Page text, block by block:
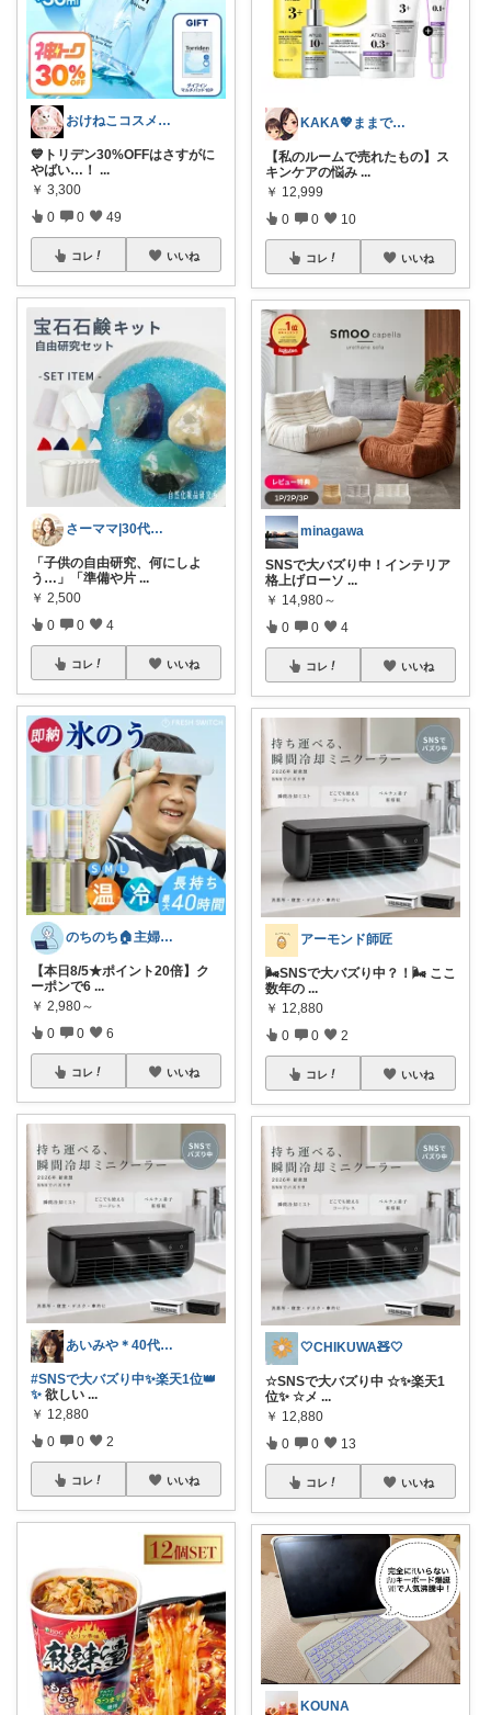
おけねこコスメ💄コスメ愛即買推奨！
💙トリデン30%OFFはさすがに
やばい…！ ...
￥ 3,300
0 0 49
コレ いいね
さーママ|30代小2女児ママ🎀
「子供の自由研究、何にしよ
う…」「準備や片 ...
￥ 2,500
0 0 4
コレ いいね
のちのち🏠主婦のお買い物room
【本日8/5★ポイント20倍】ク
ーポンで6 ...
￥ 2,980～
0 0 6
コレ いいね
あいみや＊40代🌷くらしを楽しむ
#SNSで大バズり中✨楽天1位👑
✨ 欲しい ...
￥ 12,880
0 0 2
コレ いいね
KAKA💖ままでもキレイでいたい
【私のルームで売れたもの】ス
キンケアの悩み ...
￥ 12,999
0 0 10
コレ いいね
minagawa
SNSで大バズり中！インテリア
格上げローソ ...
￥ 14,980～
0 0 4
コレ いいね
アーモンド師匠
🌬️SNSで大バズり中？！🌬️ ここ
数年の ...
￥ 12,880
0 0 2
コレ いいね
🤍CHIKUWA🧸🤍
☆SNSで大バズり中 ☆✨楽天1
位✨ ☆メ ...
￥ 12,880
0 0 13
コレ いいね
KOUNA